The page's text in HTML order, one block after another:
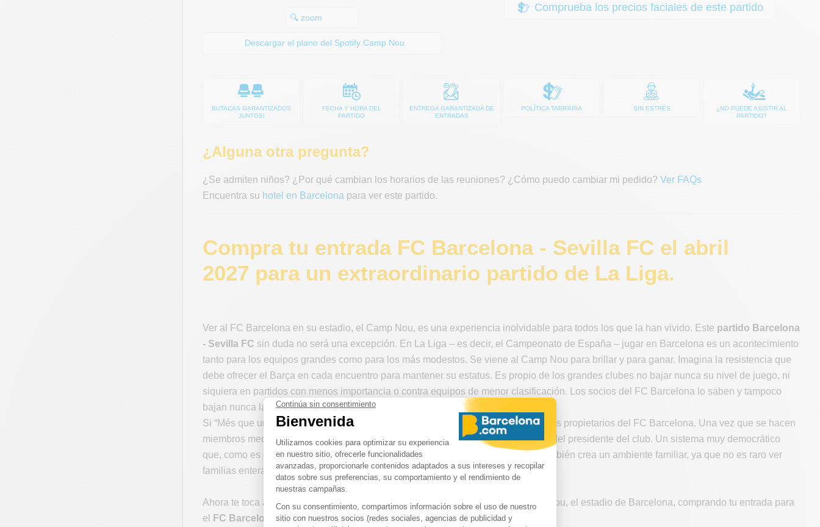
🔍 zoom
Descargar el plano del Spotify Camp Nou
Comprueba los precios faciales de este partido
BUTACAS GARANTIZADOS
JUNTOS!
FECHA Y HORA DEL
PARTIDO
ENTREGA GARANTIZADA DE
ENTRADAS
POLÍTICA TARIFARIA SIN ESTRÉS
¿NO PUEDE ASISTIR AL
PARTIDO?
¿Alguna otra pregunta?
¿Se admiten niños? ¿Por qué cambian los horarios de las reuniones? ¿Cómo puedo cambiar mi pedido? Ver FAQs
Encuentra su hotel en Barcelona para ver este partido.
Compra tu entrada FC Barcelona - Sevilla FC el abril
2027 para un extraordinario partido de La Liga.
Ver al FC Barcelona en su estadio, el Camp Nou, es una experiencia inolvidable para todos los que la han vivido. Este partido Barcelona
- Sevilla FC sin duda no será una excepción. En La Liga – es decir, el Campeonato de España – jugar en Barcelona es un acontecimiento
tanto para los equipos grandes como para los más modestos. Se viene al Camp Nou para brillar y para ganar. Imagina la resistencia que
debe ofrecer el Barça en cada encuentro para mantener su estatus. Es propio de los grandes clubes no bajar nunca su nivel de juego, ni
siquiera en partidos con menos importancia o contra equipos de menor clasificación. Los socios del FC Barcelona lo saben y tampoco
bajan nunca la guardia.
Si “Més que un club” es su lema, no hay que olvidar que los socios también son los propietarios del FC Barcelona. Una vez que se hacen
miembros mediante una suscripción anual, tienen derecho a votar en la elección del presidente del club. Un sistema muy democrático
que, como es de esperar, alimenta el entusiasmo del público en cada partido. También crea un ambiente familiar, ya que no es raro ver
familias enteras asistiendo al estadio para cada encuentro.
Ahora te toca a ti vivir esta emoción incomparable de ver un partido en el Camp Nou, el estadio de Barcelona, comprando tu entrada para
el
FC Barcelona - Sevilla FC.